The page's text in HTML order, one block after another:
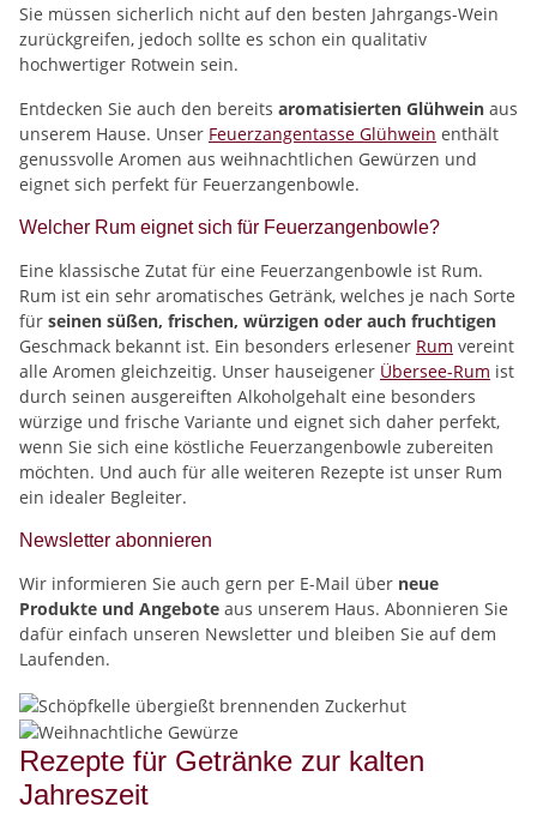
Sie müssen sicherlich nicht auf den besten Jahrgangs-Wein
zurückgreifen, jedoch sollte es schon ein qualitativ
hochwertiger Rotwein sein.
Entdecken Sie auch den bereits aromatisierten Glühwein aus
unserem Hause. Unser Feuerzangentasse Glühwein enthält
genussvolle Aromen aus weihnachtlichen Gewürzen und
eignet sich perfekt für Feuerzangenbowle.
Welcher Rum eignet sich für Feuerzangenbowle?
Eine klassische Zutat für eine Feuerzangenbowle ist Rum.
Rum ist ein sehr aromatisches Getränk, welches je nach Sorte
für seinen süßen, frischen, würzigen oder auch fruchtigen
Geschmack bekannt ist. Ein besonders erlesener Rum vereint
alle Aromen gleichzeitig. Unser hauseigener Übersee-Rum ist
durch seinen ausgereiften Alkoholgehalt eine besonders
würzige und frische Variante und eignet sich daher perfekt,
wenn Sie sich eine köstliche Feuerzangenbowle zubereiten
möchten. Und auch für alle weiteren Rezepte ist unser Rum
ein idealer Begleiter.
Newsletter abonnieren
Wir informieren Sie auch gern per E-Mail über neue
Produkte und Angebote aus unserem Haus. Abonnieren Sie
dafür einfach unseren Newsletter und bleiben Sie auf dem
Laufenden.
Rezepte für Getränke zur kalten
Jahreszeit